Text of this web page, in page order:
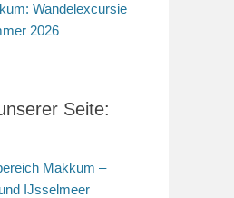
Wandelexcursie
2026
Seite:
Makkum –
IJsselmeer